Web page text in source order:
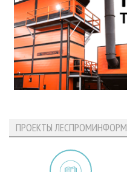
ПРОЕКТЫ ЛЕСПРОМИНФОРМ